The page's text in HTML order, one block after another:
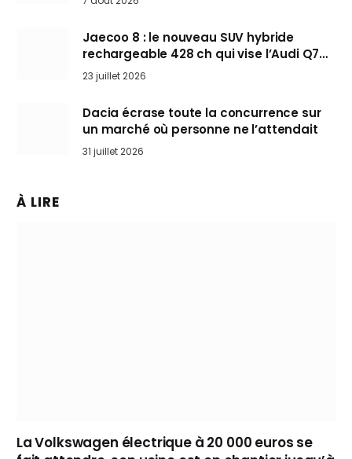
Jaecoo 8 : le nouveau SUV hybride
rechargeable 428 ch qui vise l’Audi Q7
arrive en Europe cet automne
23 juillet 2026
Dacia écrase toute la concurrence sur
un marché où personne ne l’attendait
31 juillet 2026
À LIRE
La Volkswagen électrique à 20 000 euros se